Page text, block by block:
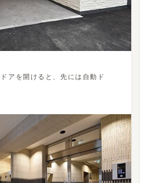
アを開けると、先には自動ド